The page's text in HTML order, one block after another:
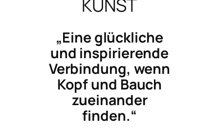
KUNST
„Eine glückliche
und inspirierende
Verbindung, wenn
Kopf und Bauch
zueinander
finden.“